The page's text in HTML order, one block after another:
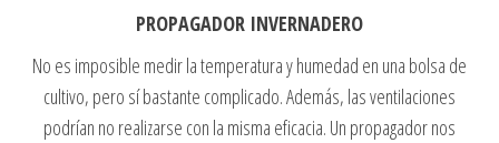
PROPAGADOR INVERNADERO
No es imposible medir la temperatura y humedad en una bolsa de
cultivo, pero sí bastante complicado. Además, las ventilaciones
podrían no realizarse con la misma eficacia. Un propagador nos